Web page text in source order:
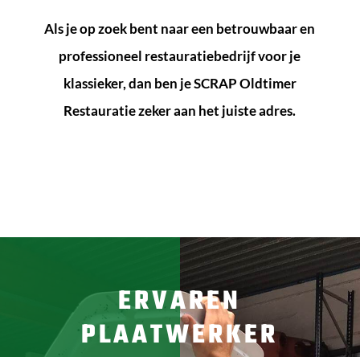
Als je op zoek bent naar een betrouwbaar en
professioneel restauratiebedrijf voor je
klassieker, dan ben je SCRAP Oldtimer
Restauratie zeker aan het juiste adres.
ERVAREN
PLAATWERKER